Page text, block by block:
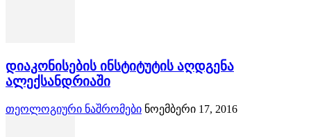
დიაკონისების ინსტიტუტის აღდგენა
ალექსანდრიაში
თეოლოგიური ნაშრომები ნოემბერი 17, 2016